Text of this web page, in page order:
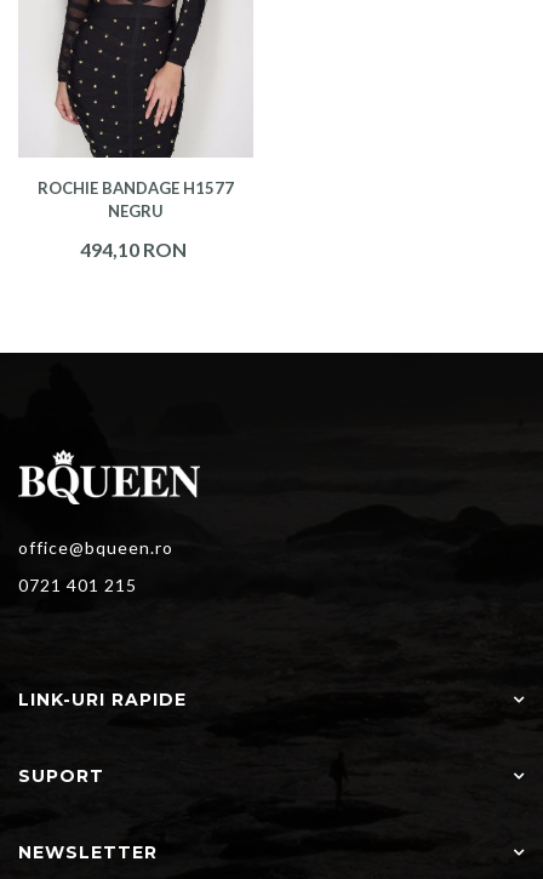
ROCHIE BANDAGE H1577
NEGRU
494,10 RON
office@bqueen.ro
0721 401 215
LINK-URI RAPIDE
SUPORT
NEWSLETTER